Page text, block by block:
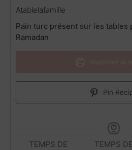
Atablelafamille
Pain turc présent sur les tables
Ramadan
Pin
TEMPS DE
TEMPS DE